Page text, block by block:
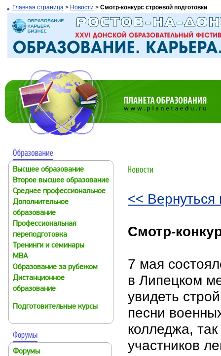
Главная страница > Новости > Смотр-конкурс строевой подготовки
Высшее образование
Второе высшее образование
Среднее профессиональное
Дополнительное
образование
Профессиональная
переподготовка
Тренинги и семинары
MBA
Образование за рубежом
Дистанционное
образование
Подготовительные курсы
Форумы
<< Вернуться
Смотр-
7 мая
в Липецком
увидеть
песни
колледжа,
участников